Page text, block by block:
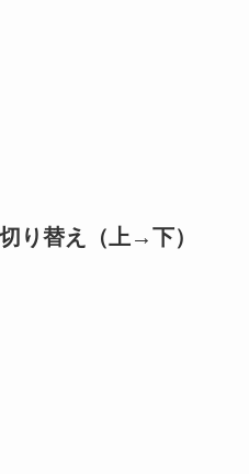
り替え（上→下）